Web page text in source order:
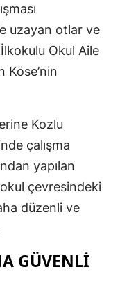
uzayan otlar ve
İlkokulu Okul Aile
Köse’nin
Kozlu
çalışma
yapılan
okul çevresindeki
düzenli ve
GÜVENLİ